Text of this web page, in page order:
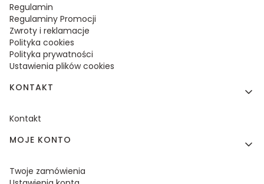
Regulamin
Regulaminy Promocji
Zwroty i reklamacje
Polityka cookies
Polityka prywatności
Ustawienia plików cookies
KONTAKT
Kontakt
MOJE KONTO
Twoje zamówienia